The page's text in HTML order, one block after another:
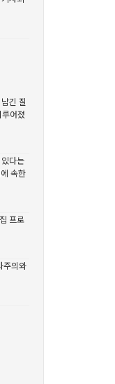
긴 질
어졌
다는
속한
프로
주의와